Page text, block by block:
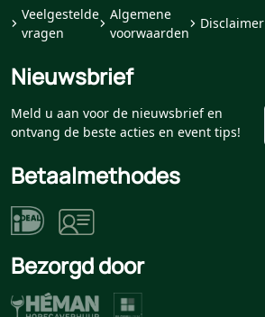
Veelgestelde
vragen
Algemene
voorwaarden
Disclaimer
Nieuwsbrief
Meld u aan voor de nieuwsbrief en
ontvang de beste acties en event tips!
Betaalmethodes
Bezorgd door